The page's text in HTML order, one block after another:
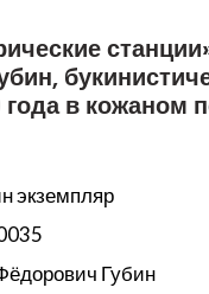
в кожаном
экземпляр
Губин